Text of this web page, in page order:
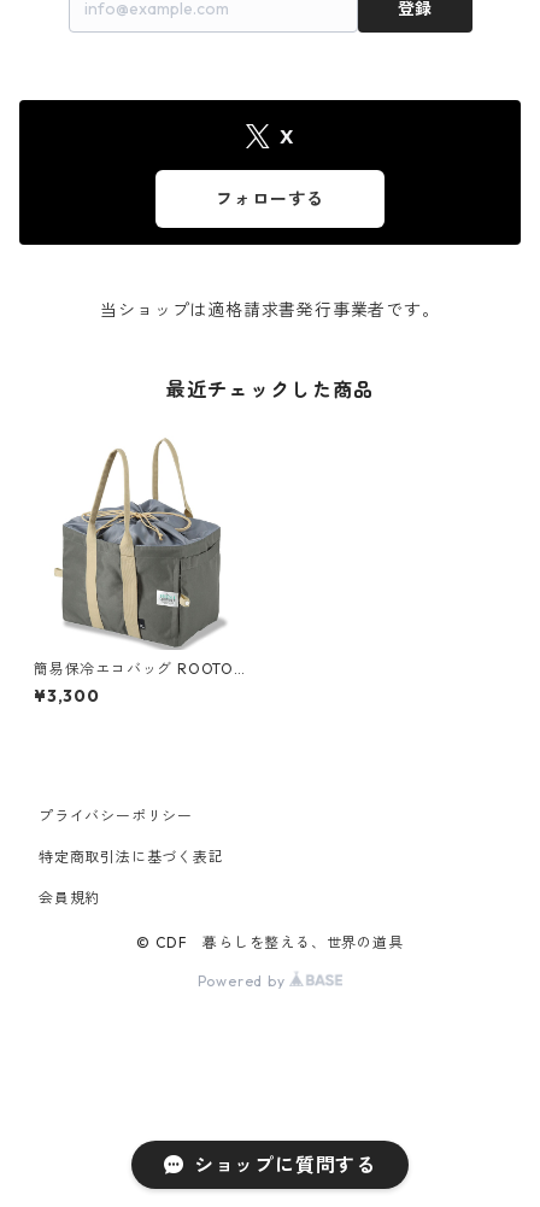
ショップに質問する
登録
X
フォローする
当ショップは適格請求書発行事業者です。
最近チェックした商品
簡易保冷エコバッグ ROOTOT
E ルートート サーモキーパー
グランデ グレー
¥3,300
プライバシーポリシー
特定商取引法に基づく表記
会員規約
© CDF 暮らしを整える、世界の道具
Powered by